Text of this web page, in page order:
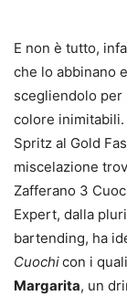
E non è tutto,
che lo abbinano
scegliendolo per
colore inimitabili.
Spritz al Gold
miscelazione
Zafferano 3
Expert, dalla
bartending, ha
Cuochicon i
Margarita, un